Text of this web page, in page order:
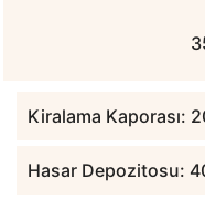
Kiralama Kaporası:
Hasar Depozitosu: